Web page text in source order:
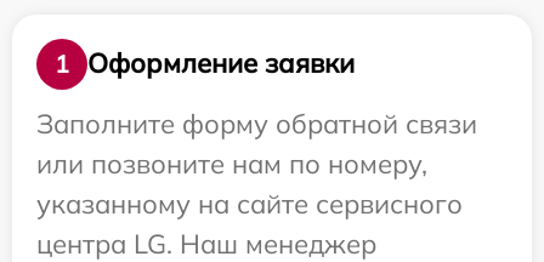
1
Оформление заявки
Заполните форму обратной связи
или позвоните нам по номеру,
указанному на сайте сервисного
центра LG. Наш менеджер